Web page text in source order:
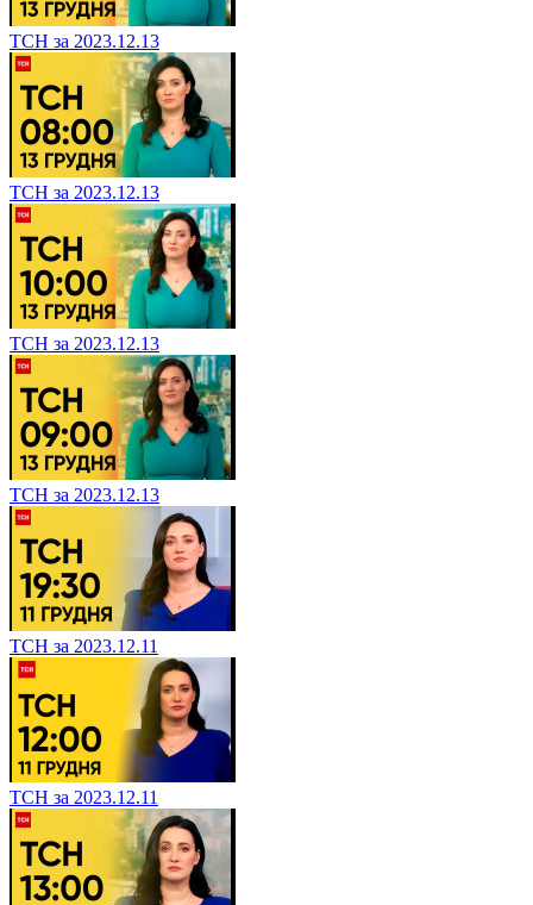
ТСН за 2023.12.13
ТСН за 2023.12.13
ТСН за 2023.12.13
ТСН за 2023.12.13
ТСН за 2023.12.11
ТСН за 2023.12.11